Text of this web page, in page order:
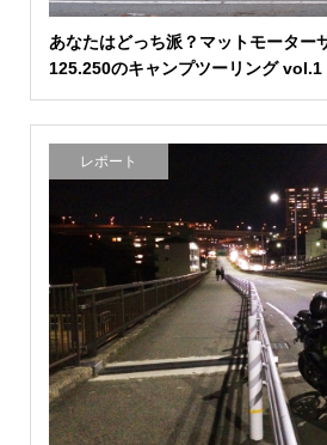
あなたはどっち派？マットモーター
125.250のキャンプツーリング vol.1
レポート